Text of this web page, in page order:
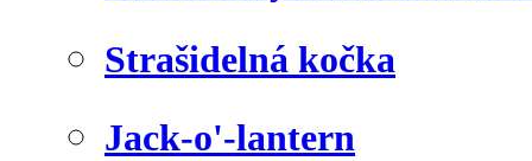
Strašidelná kočka
Jack-o'-lantern